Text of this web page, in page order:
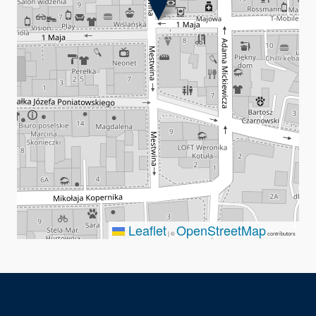
Leaflet|©OpenStreetMapcontributors